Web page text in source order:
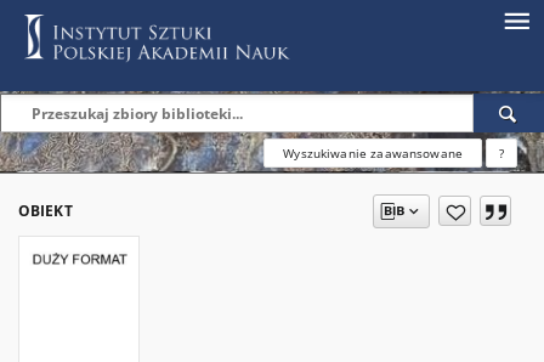
Wyszukiwanie zaawansowane ?
OBIEKT